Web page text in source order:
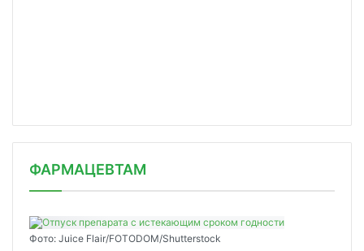
ФАРМАЦЕВТАМ
Фото: Juice Flair/FOTODOM/Shutterstoсk